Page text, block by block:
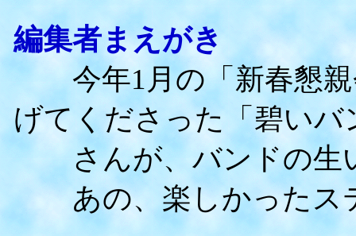
編集者まえがき
今年1月の「新春懇親
げてくださった「碧いバ
さんが、バンドの生い
あの、楽しかったステ